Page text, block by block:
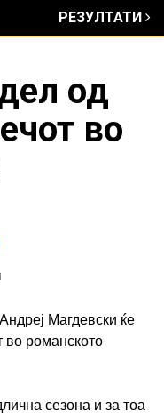
РЕЗУЛТАТИ
од
во
Магдевски ќе
во романското
сезона и за тоа